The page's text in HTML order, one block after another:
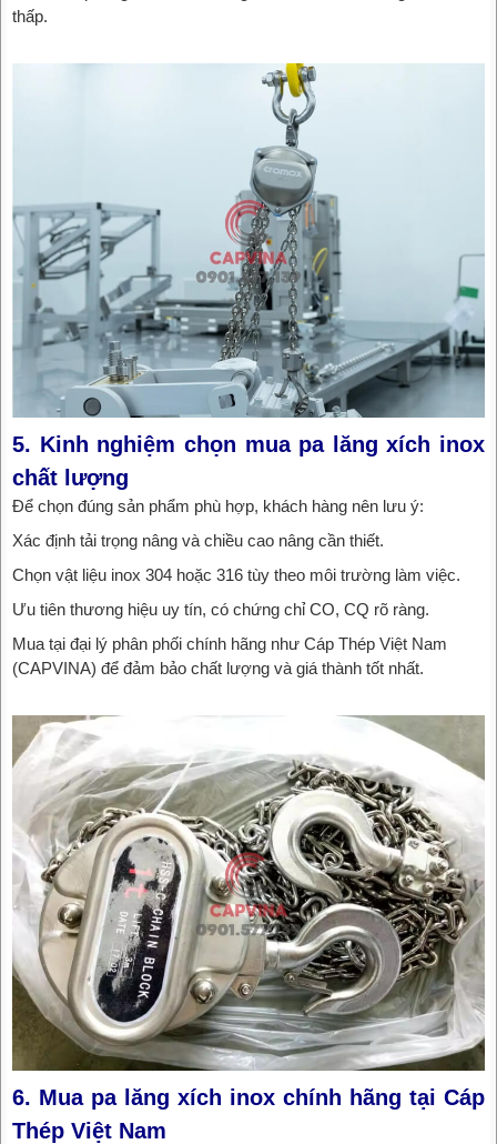
thấp.
5. Kinh nghiệm chọn mua pa lăng xích inox
chất lượng
Để chọn đúng sản phẩm phù hợp, khách hàng nên lưu ý:
Xác định tải trọng nâng và chiều cao nâng cần thiết.
Chọn vật liệu inox 304 hoặc 316 tùy theo môi trường làm việc.
Ưu tiên thương hiệu uy tín, có chứng chỉ CO, CQ rõ ràng.
Mua tại đại lý phân phối chính hãng như Cáp Thép Việt Nam
(CAPVINA) để đảm bảo chất lượng và giá thành tốt nhất.
6. Mua pa lăng xích inox chính hãng tại Cáp
Thép Việt Nam